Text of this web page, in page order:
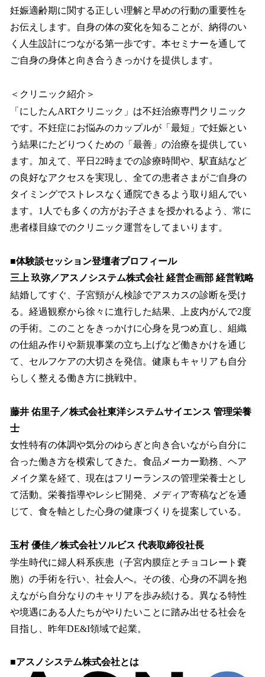
妊娠適齢期に関する正しい理解と早めの行動の重要性を
お伝えします。自身の体の変化を知ることが、納得のい
く人生設計につながる第一歩です。本セミナーを通して
ご自身の身体と向き合うきっかけを提供します。
＜クリニック紹介＞
「にしたんARTクリニック」は不妊治療専門クリニック
です。不妊症にお悩みのカップルが「最短」で妊娠とい
う結果にたどりつくための「最善」の治療を提供してい
ます。加えて、平日22時までの診療時間や、駅直結など
の良好なアクセスを実現し、全ての患者さまがご自身の
タイミングでストレスなく通院できるよう取り組んでい
ます。1人でも多くの方がお子さまを授かれるよう、常に
患者様目線でのクリニック運営をしてまいります。
■体験談セッション登壇者プロフィール
三上 玖弥／アスノシステム株式会社 経営企画部 経営戦略
結婚してすぐ、子宮頸がん検診でアスカスの診断を受け
る。経過観察から徐々に進行した結果、上皮内がんで2度
の手術。このことをきっかけに心身を見つめ直し、組織
の仕組み作りや新規事業の立ち上げなど働きかけを通じ
て、セルフケアの大切さを発信。健康もキャリアも自分
らしく整える働き方に挑戦中。
藤井 佑里子／株式会社東洋システムサイエンス 管理栄養
士
女性特有の体調や気分のゆらぎと向き合いながら自分に
合った働き方を模索してきた。食品メーカー勤務、ヘア
メイク業を経て、現在はフリーランスの管理栄養士とし
て活動。栄養指導やレシピ開発、メディア寄稿などを通
じて、食を軸とした心身の健康づくりを提案している。
玉村 優佳／株式会社ソルビス 代表取締役社長
学生時代に婦人科系疾患（子宮内膜症とチョコレート嚢
胞）の手術を行い、社会人へ。その後、心身の不調を抱
えながら自分なりのキャリアを歩み続ける。異なる特性
や境遇にある人たちがやりたいことに踏み出せる社会を
目指し、昨年DE&I領域で起業。
■アスノシステム株式会社とは